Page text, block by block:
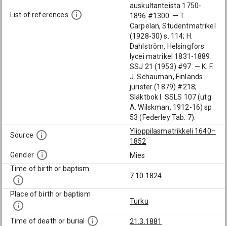
List of references
auskultanteista 1750-
1896 #1300. — T.
Carpelan, Studentmatrikel
(1928-30) s. 114; H.
Dahlström, Helsingfors
lycei matrikel 1831-1889.
SSJ 21 (1953) #97. — K. F.
J. Schauman, Finlands
jurister (1879) #218;
Släktbok I. SSLS 107 (utg.
A. Wilskman, 1912-16) sp.
53 (Federley Tab. 7).
Source
Ylioppilasmatrikkeli 1640–
1852
Gender
Mies
Time of birth or baptism
7.10.1824
Place of birth or baptism
Turku
Time of death or burial
21.3.1881